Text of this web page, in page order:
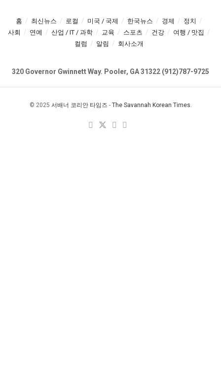
홈 최신뉴스 로컬 미국 / 국제 한국뉴스 경제
정치
사회
연예 산업 / IT / 과학 교육 스포츠 건강
여행 / 맛집
컬럼
알림 회사소개
320 Governor Gwinnett Way. Pooler, GA 31322 (912)787-9725
© 2025 서배너 코리안 타임즈 - The Savannah Korean Times